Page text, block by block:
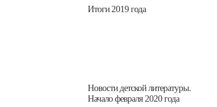
Итоги 2019 года
Новости детской литературы.
Начало февраля 2020 года